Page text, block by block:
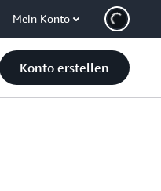
Mein Konto
Konto erstellen